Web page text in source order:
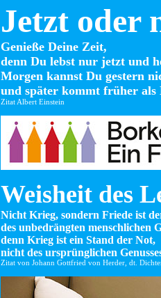
Jetzt oder
Genieße Deine Zeit,
denn Du lebst nur jetzt und
Morgen kannst Du gestern
und später kommt früher als
Zitat Albert Einstein
Weisheit des
Nicht Krieg, sondern Friede ist
des unbedrängten menschlichen
denn Krieg ist ein Stand der Not,
nicht des ursprünglichen
Zitat von Johann Gottfried von Herder, dt.